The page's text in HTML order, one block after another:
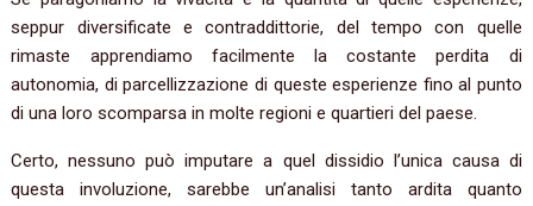
seppur diversificate e contraddittorie, del tempo con quelle
rimaste apprendiamo facilmente la costante perdita di
autonomia, di parcellizzazione di queste esperienze fino al punto
di una loro scomparsa in molte regioni e quartieri del paese.
Certo, nessuno può imputare a quel dissidio l’unica causa di
questa involuzione, sarebbe un’analisi tanto ardita quanto